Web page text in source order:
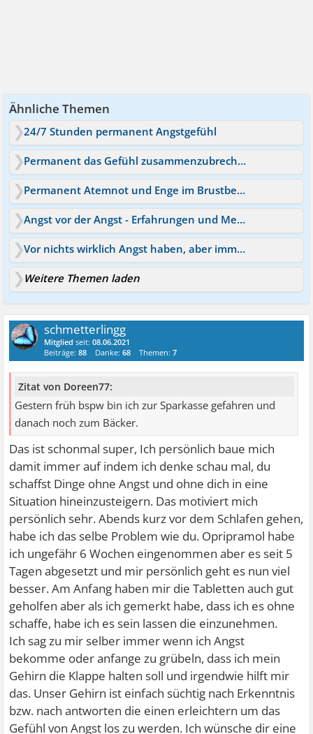
Ähnliche Themen
24/7 Stunden permanent Angstgefühl
Permanent das Gefühl zusammenzubrechen
Permanent Atemnot und Enge im Brustbereich
Angst vor der Angst - Erfahrungen und Medikamente die helfen
Vor nichts wirklich Angst haben, aber immer in Angst leben
Weitere Themen laden
schmetterlingg
Mitglied seit:08.06.2021
Beiträge:88 Danke:68 Themen:7
Zitat von Doreen77:
Gestern früh bspw bin ich zur Sparkasse gefahren und
danach noch zum Bäcker.
Das ist schonmal super, Ich persönlich baue mich
damit immer auf indem ich denke schau mal, du
schaffst Dinge ohne Angst und ohne dich in eine
Situation hineinzusteigern. Das motiviert mich
persönlich sehr. Abends kurz vor dem Schlafen gehen,
habe ich das selbe Problem wie du. Opripramol habe
ich ungefähr 6 Wochen eingenommen aber es seit 5
Tagen abgesetzt und mir persönlich geht es nun viel
besser. Am Anfang haben mir die Tabletten auch gut
geholfen aber als ich gemerkt habe, dass ich es ohne
schaffe, habe ich es sein lassen die einzunehmen.
Ich sag zu mir selber immer wenn ich Angst
bekomme oder anfange zu grübeln, dass ich mein
Gehirn die Klappe halten soll und irgendwie hilft mir
das. Unser Gehirn ist einfach süchtig nach Erkenntnis
bzw. nach antworten die einen erleichtern um das
Gefühl von Angst los zu werden. Ich wünsche dir eine